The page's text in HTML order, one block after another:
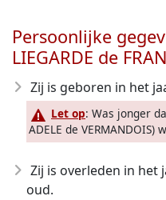
Persoonlijke
LIEGARDE de
Zij is geboren in het
Let op: Was jonger
ADELE de VERMANDOIS)
Zij is overleden in het
oud.